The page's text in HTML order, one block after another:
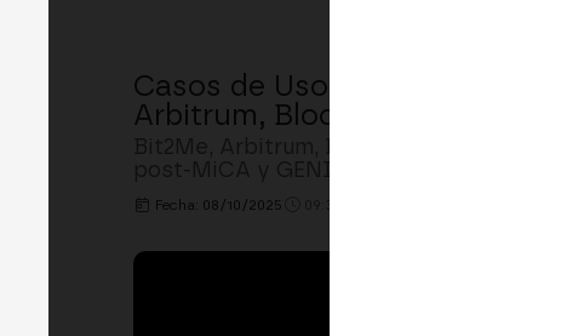
Casos de Uso Cripto en
Arbitrum, Blockdaemon y
Fecha: 08/10/2025